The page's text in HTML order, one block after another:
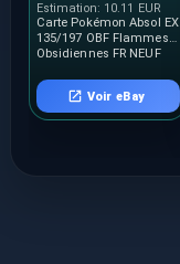
Estimation: 10.11 EUR
Carte Pokémon Absol EX
135/197 OBF Flammes
Obsidiennes FR NEUF
Voir eBay